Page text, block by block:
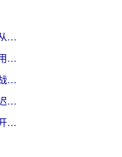
人在海外，如何顺畅玩国服？从《王者荣耀》到《云图计划》的加速器终极指南
在国外玩塔瑞斯世界加速器有用吗？海外玩家亲测后的真实答案
身在海外，用什么加速器玩逆战才能告别延迟？
海外党必看：解决王者荣耀延迟的加速器终极指南——从EVE到猫和老鼠，一个工具全搞定
苹果手机无尽冬日加速器从哪开启？海外玩家的冬日生存指南